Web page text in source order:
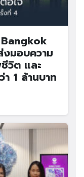
Bangkok
มอบความ
วิต และ
า 1 ล้านบาท